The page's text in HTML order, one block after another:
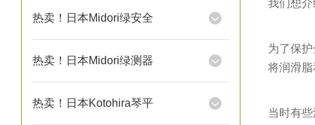
热卖！日本Midori绿安全
热卖！日本Midori绿测器
热卖！日本Kotohira琴平
我们想介
为了保
将润滑
当时有